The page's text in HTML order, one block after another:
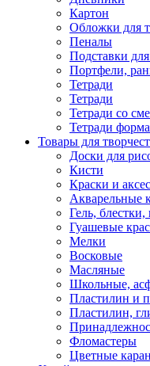
Картон
Обложки для
Пеналы
Подставки
Портфели,
Тетради
Тетради
Тетради со
Тетради
Товары для
Доски для
Кисти
Краски и
Акварельные
Гель,
Гуашевые
Мелки
Восковые
Масляные
Школьные,
Пластилин и
Пластилин,
Фломастеры
Цветные